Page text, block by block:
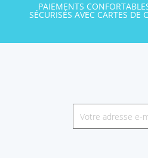
PAIEMENTS
SÉCURISÉS AVEC CARTES DE